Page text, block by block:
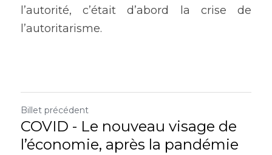
l’autorité, c’était d’abord la crise de
l’autoritarisme.
Billet précédent
COVID - Le nouveau visage de
l’économie, après la pandémie